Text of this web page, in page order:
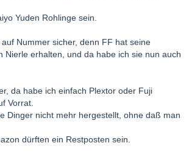
Yuden Rohlinge sein.
Nummer sicher, denn FF hat seine
Nierle erhalten, und da habe ich sie nun auch
da habe ich einfach Plextor oder Fuji
Vorrat.
Dinger nicht mehr hergestellt, ohne daß man
dürften ein Restposten sein.